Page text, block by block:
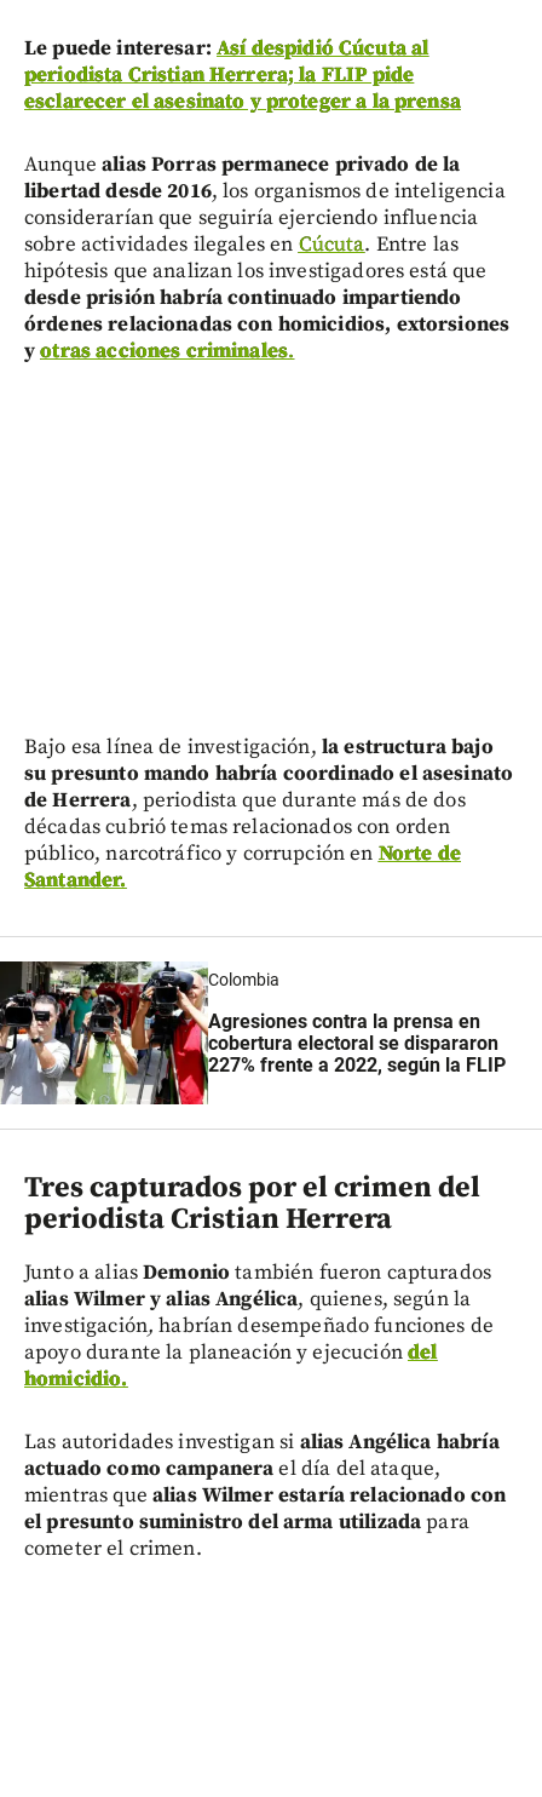
Le puede interesar: Así despidió Cúcuta al
periodista Cristian Herrera; la FLIP pide
esclarecer el asesinato y proteger a la prensa
AunquealiasPorras permanece privado de la
libertad desde 2016, los organismos de inteligencia
considerarían que seguiría ejerciendo influencia
sobre actividades ilegales en Cúcuta. Entre las
hipótesis que analizan los investigadores está que
desde prisión habría continuado impartiendo
órdenes relacionadas con homicidios, extorsiones
yotras acciones criminales.
Bajo esa línea de investigación, la estructura bajo
su presunto mando habría coordinado el asesinato
de Herrera, periodista que durante más de dos
décadas cubrió temas relacionados con orden
público, narcotráfico y corrupción en Norte de
Santander.
Colombia
Agresiones contra la prensa en
cobertura electoral se dispararon
227% frente a 2022, según la FLIP
Tres capturados por el crimen del
periodista Cristian Herrera
Junto a aliasDemonio también fueron capturados
alias Wilmer y alias Angélica, quienes, según la
investigación, habrían desempeñado funciones de
apoyo durante la planeación y ejecucióndel
homicidio.
Las autoridades investigan si alias Angélica habría
actuado como campanerael día del ataque,
mientras que alias Wilmer estaría relacionado con
el presunto suministro del arma utilizadapara
cometer el crimen.